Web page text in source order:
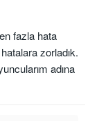
fazla hata
zorladık.
adına